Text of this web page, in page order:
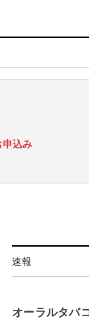
申込み
速報
オーラルタバ